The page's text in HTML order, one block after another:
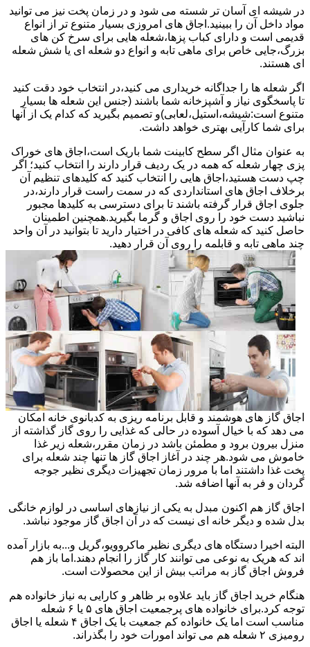
در شیشه ای آسان تر شسته می شود و در زمان پخت نیز می توانید
مواد داخل آن را ببینید.اجاق های امروزی بسیار متنوع تر از انواع
قدیمی است و دارای کباب پزها،شعله هایی برای سرخ کن های
بزرگ،جایی خاص برای ماهی تابه و انواع دو شعله ای یا شش شعله
ای هستند.
اگر شعله ها را جداگانه خریداری می کنید،در انتخاب خود دقت کنید
تا پاسخگوی نیاز و آشپزخانه شما باشند (جنس این شعله ها بسیار
متنوع است:شیشه،استیل،لعابی)و تصمیم بگیرید که کدام یک از آنها
برای شما کارآیی بهتری خواهد داشت.
به عنوان مثال اگر سطح کابینت شما باریک است،اجاق های خوراک
پزی چهار شعله که همه در یک ردیف قرار دارند را انتخاب کنید؛ اگر
چپ دست هستید،اجاق هایی را انتخاب کنید که کلیدهای تنظیم آن
برخلاف اجاق های استانداردی که در سمت راست قرار دارند،در
جلوی اجاق قرار گرفته باشند تا برای دسترسی به کلیدها مجبور
نباشید دست خود را روی اجاق و گرما بگیرید.همچنین اطمینان
حاصل کنید که شعله های کافی در اختیار دارید تا بتوانید در آن واحد
چند ماهی تابه و قابلمه را روی آن قرار دهید.
اجاق گاز های هوشمند و قابل برنامه ریزی به کدبانوی خانه امکان
می دهد که با خیال آسوده در حالی که غذایی را روی گاز گذاشته از
منزل بیرون برود و مطمئن باشد در زمان مقرر،شعله زیر غذا
خاموش می شود.هر چند در آغاز اجاق گاز ها تنها چند شعله برای
پخت غذا داشتند اما با مرور زمان تجهیزات دیگری نظیر جوجه
گردان و فر به آنها اضافه شد.
اجاق گاز هم اکنون مبدل به یکی از نیازهای اساسی در لوازم خانگی
بدل شده و دیگر خانه ای نیست که در آن اجاق گاز موجود نباشد.
البته اخیرا دستگاه های دیگری نظیر ماکروویو،گریل و...به بازار آمده
اند که هریک به نوعی می توانند کار گاز را انجام دهند.اما باز هم
فروش اجاق گاز به مراتب بیش از این محصولات است.
هنگام خرید اجاق گاز باید علاوه بر ظاهر و کارایی به نیاز خانواده هم
توجه کرد.برای خانواده های پرجمعیت اجاق های ۵ یا ۶ شعله
مناسب است اما یک خانواده کم جمعیت با یک اجاق ۴ شعله یا اجاق
رومیزی ۲ شعله هم می تواند امورات خود را بگذراند.